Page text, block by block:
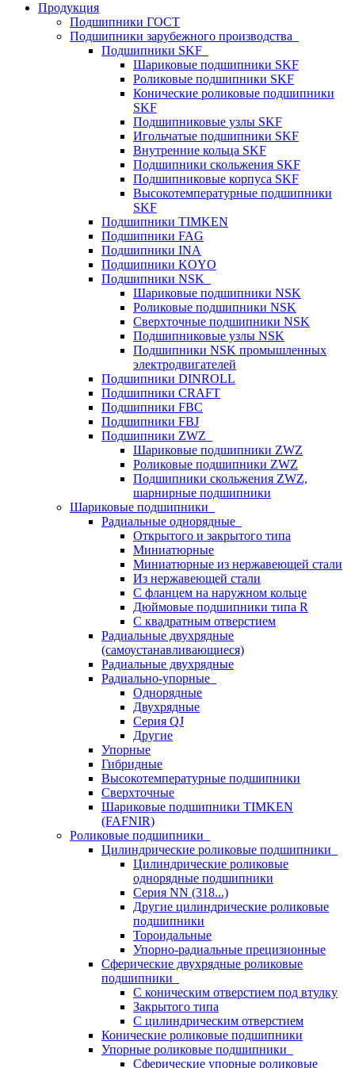
Продукция
Подшипники ГОСТ
Подшипники зарубежного производства
Подшипники SKF
Шариковые подшипники SKF
Роликовые подшипники SKF
Конические роликовые подшипники
SKF
Подшипниковые узлы SKF
Игольчатые подшипники SKF
Внутренние кольца SKF
Подшипники скольжения SKF
Подшипниковые корпуса SKF
Высокотемпературные подшипники
SKF
Подшипники TIMKEN
Подшипники FAG
Подшипники INA
Подшипники KOYO
Подшипники NSK
Шариковые подшипники NSK
Роликовые подшипники NSK
Сверхточные подшипники NSK
Подшипниковые узлы NSK
Подшипники NSK промышленных
электродвигателей
Подшипники DINROLL
Подшипники CRAFT
Подшипники FBC
Подшипники FBJ
Подшипники ZWZ
Шариковые подшипники ZWZ
Роликовые подшипники ZWZ
Подшипники скольжения ZWZ,
шарнирные подшипники
Шариковые подшипники
Радиальные однорядные
Открытого и закрытого типа
Миниатюрные
Миниатюрные из нержавеющей стали
Из нержавеющей стали
С фланцем на наружном кольце
Дюймовые подшипники типа R
С квадратным отверстием
Радиальные двухрядные
(самоустанавливающиеся)
Радиальные двухрядные
Радиально-упорные
Однорядные
Двухрядные
Серия QJ
Другие
Упорные
Гибридные
Высокотемпературные подшипники
Сверхточные
Шариковые подшипники TIMKEN
(FAFNIR)
Роликовые подшипники
Цилиндрические роликовые подшипники
Цилиндрические роликовые
однорядные подшипники
Серия NN (318...)
Другие цилиндрические роликовые
подшипники
Тороидальные
Упорно-радиальные прецизионные
Сферические двухрядные роликовые
подшипники
С коническим отверстием под втулку
Закрытого типа
С цилиндрическим отверстием
Конические роликовые подшипники
Упорные роликовые подшипники
Сферические упорные роликовые